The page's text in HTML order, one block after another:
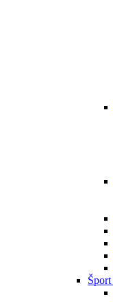
Šport